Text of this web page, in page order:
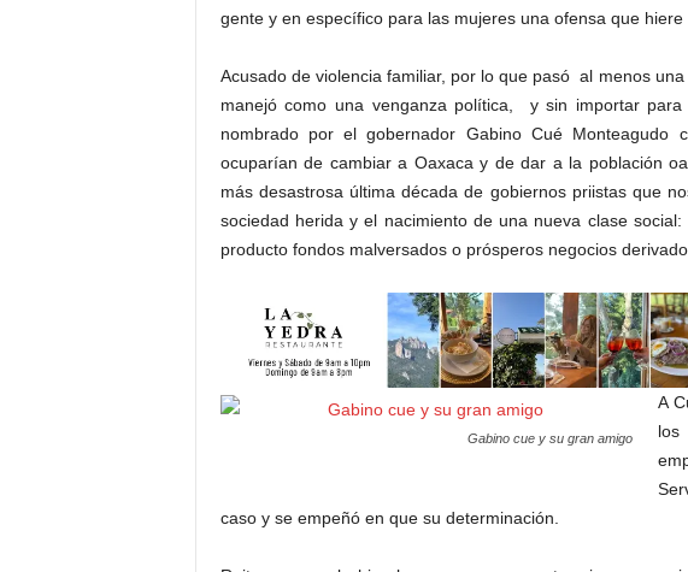
gente y en específico para las mujeres una ofensa que
Acusado de violencia familiar, por lo que pasó al menos
manejó como una venganza política, y sin importar
nombrado por el gobernador Gabino Cué Monteagudo
ocuparían de cambiar a Oaxaca y de dar a la población
más desastrosa última década de gobiernos priistas que
sociedad herida y el nacimiento de una nueva clase
producto fondos malversados o prósperos negocios
Gabino cue y su gran amigo
A
los
caso y se empeñó en que su determinación.